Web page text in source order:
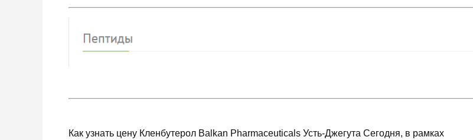
Как узнать цену Кленбутерол Balkan Pharmaceuticals Усть-Джегута Сегодня, в рамках